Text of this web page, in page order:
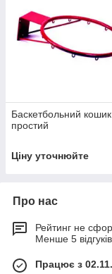
Баскетбольний кошик
простий
Ціну уточнюйте
Про нас
Рейтинг не
Менше 5
Працює з